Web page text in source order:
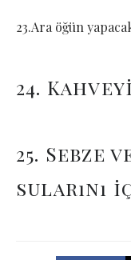
23.Ara öğün
24.
25. Sebze
sularını